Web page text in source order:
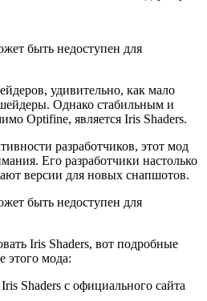
удивительно, как мало
Однако стабильным и
Optifine, является Iris Shaders.
разработчиков, этот мод
Его разработчики настолько
версии для новых снапшотов.
Iris Shaders, вот подробные
этого мода:
Shaders с официального сайта